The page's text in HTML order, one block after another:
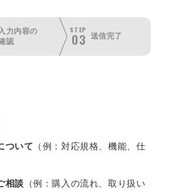
入力内容の
認
STEP
03 送信完了
ついて （例：対応規格、機能、仕
相談 （例：購入の流れ、取り扱い